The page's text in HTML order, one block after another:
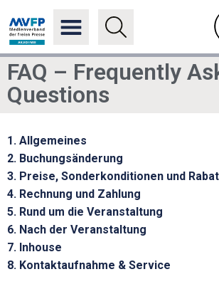
FAQ – Frequently
Questions
1. Allgemeines
2. Buchungsänderung
3. Preise, Sonderkonditionen und
4. Rechnung und Zahlung
5. Rund um die Veranstaltung
6. Nach der Veranstaltung
7. Inhouse
8. Kontaktaufnahme & Service